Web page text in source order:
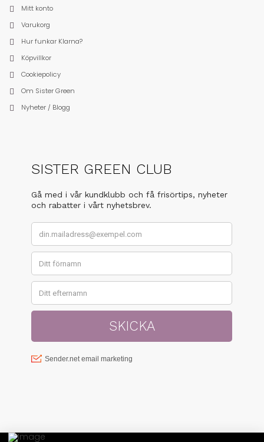
Mitt konto
Varukorg
Hur funkar Klarna?
Köpvillkor
Cookiepolicy
Om Sister Green
Nyheter / Blogg